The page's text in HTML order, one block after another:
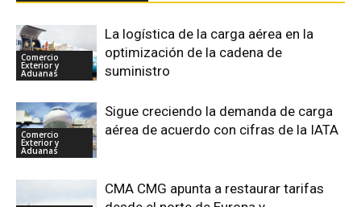
Comercio
Exterior y
Aduanas
La logística de la carga aérea en la
optimización de la cadena de
suministro
Comercio
Exterior y
Aduanas
Sigue creciendo la demanda de carga
aérea de acuerdo con cifras de la IATA
CMA CMG apunta a restaurar tarifas